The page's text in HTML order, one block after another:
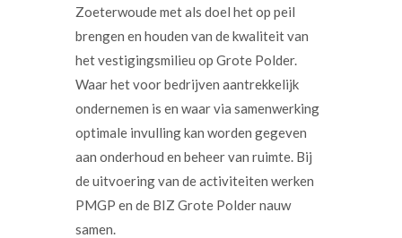
Zoeterwoude met als doel het op peil
brengen en houden van de kwaliteit van
het vestigingsmilieu op Grote Polder.
Waar het voor bedrijven aantrekkelijk
ondernemen is en waar via samenwerking
optimale invulling kan worden gegeven
aan onderhoud en beheer van ruimte. Bij
de uitvoering van de activiteiten werken
PMGP en de BIZ Grote Polder nauw
samen.